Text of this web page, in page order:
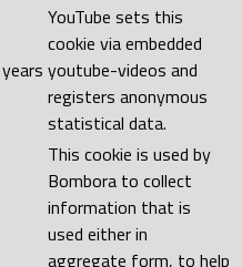
YouTube sets this
cookie via embedded
youtube-videos and
registers anonymous
statistical data.
This cookie is used by
Bombora to collect
information that is
used either in
aggregate form, to help